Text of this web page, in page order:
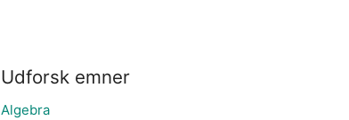
Udforsk emner
Algebra